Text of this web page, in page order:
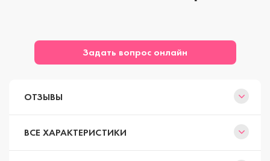
Задать вопрос онлайн
ОТЗЫВЫ
ВСЕ ХАРАКТЕРИСТИКИ